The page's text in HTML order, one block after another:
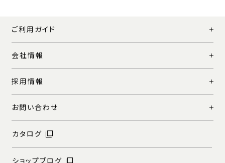
ご利用ガイド
会社情報
採用情報
お問い合わせ
カタログ
ショップブログ